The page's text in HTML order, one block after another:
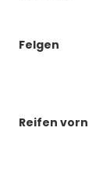
Felgen
Reifen vorn